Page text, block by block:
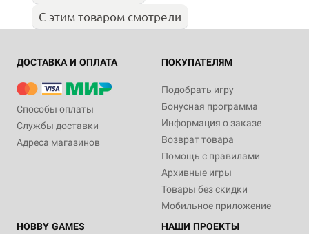
С этим товаром смотрели
ДОСТАВКА И ОПЛАТА
Способы оплаты
Службы доставки
Адреса магазинов
ПОКУПАТЕЛЯМ
Подобрать игру
Бонусная программа
Информация о заказе
Возврат товара
Помощь с правилами
Архивные игры
Товары без скидки
Мобильное приложение
HOBBY GAMES
НАШИ ПРОЕКТЫ